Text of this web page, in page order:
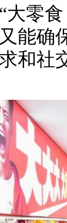
大零
能确
和社